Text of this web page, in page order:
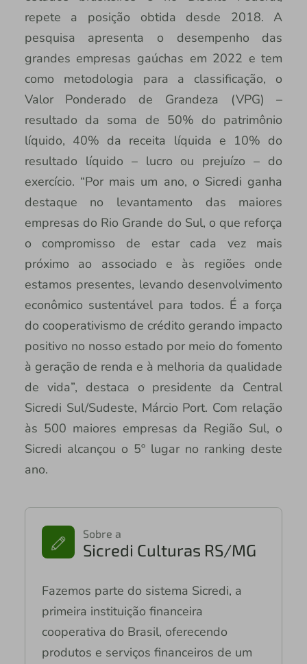
repete a posição obtida desde 2018. A
pesquisa apresenta o desempenho das
grandes empresas gaúchas em 2022 e tem
como metodologia para a classificação, o
Valor Ponderado de Grandeza (VPG) –
resultado da soma de 50% do patrimônio
líquido, 40% da receita líquida e 10% do
resultado líquido – lucro ou prejuízo – do
exercício. “Por mais um ano, o Sicredi ganha
destaque no levantamento das maiores
empresas do Rio Grande do Sul, o que reforça
o compromisso de estar cada vez mais
próximo ao associado e às regiões onde
estamos presentes, levando desenvolvimento
econômico sustentável para todos. É a força
do cooperativismo de crédito gerando impacto
positivo no nosso estado por meio do fomento
à geração de renda e à melhoria da qualidade
de vida”, destaca o presidente da Central
Sicredi Sul/Sudeste, Márcio Port. Com relação
às 500 maiores empresas da Região Sul, o
Sicredi alcançou o 5º lugar no ranking deste
ano.
Sobre a
Sicredi Culturas RS/MG
Fazemos parte do sistema Sicredi, a
primeira instituição financeira
cooperativa do Brasil, oferecendo
produtos e serviços financeiros de um